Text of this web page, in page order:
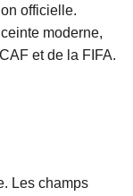
officielle.
moderne,
et de la FIFA.
Les champs